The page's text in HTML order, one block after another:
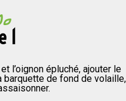
1
l’oignon épluché, ajouter le
barquette de fond de volaille,